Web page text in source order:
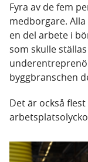
Fyra av de fem
medborgare.
en del arbete i
som skulle
byggbranschen
Det är också